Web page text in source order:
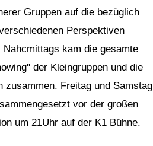
Gruppen auf die bezüglich
Perspektiven
kam die gesamte
der Kleingruppen und die
zusammen. Freitag und Samstag
vor der großen
um 21Uhr auf der K1 Bühne.